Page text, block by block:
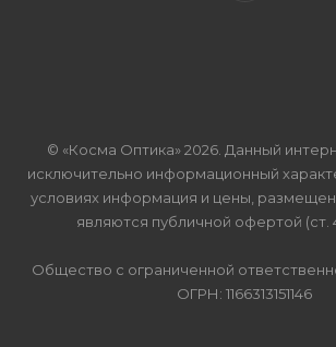
© «Косма Оптика» 2026. Данный
исключительно информационный
условиях информация и цены,
являются публичной офертой (ст.
Общество с ограниченной
ОГРН: 1166313151146